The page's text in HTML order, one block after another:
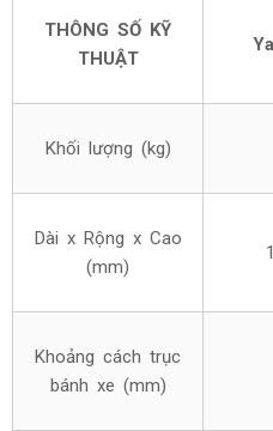
THÔNG SỐ KỸ
THUẬT
Khối lượng (kg)
Dài x Rộng x Cao
(mm)
Khoảng cách trục
bánh xe (mm)